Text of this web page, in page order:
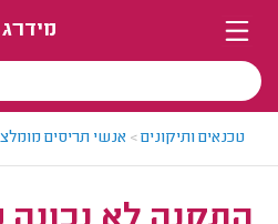
מידרג
טכנאים ותיקונים> אנשי תריסים